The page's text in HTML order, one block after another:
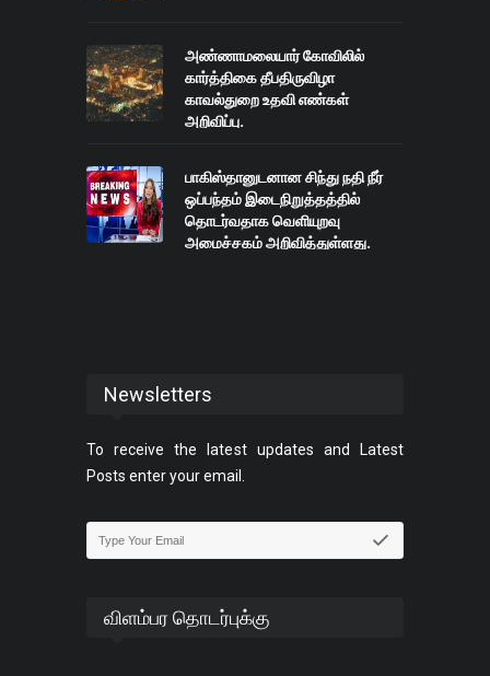
அண்ணாமலையார் கோவிலில்
கார்த்திகை தீபதிருவிழா
காவல்துறை உதவி எண்கள்
அறிவிப்பு.
பாகிஸ்தானுடனான சிந்து நதி நீர்
ஒப்பந்தம் இடைநிறுத்தத்தில்
தொடர்வதாக வெளியுறவு
அமைச்சகம் அறிவித்துள்ளது.
Newsletters
To receive the latest updates and Latest
Posts enter your email.
விளம்பர தொடர்புக்கு